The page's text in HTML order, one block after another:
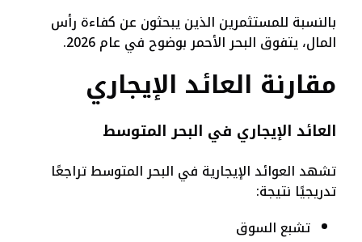
بالنسبة للمستثمرين الذين يبحثون عن كفاءة رأس
المال، يتفوق البحر الأحمر بوضوح في عام 2026.
مقارنة العائد الإيجاري
العائد الإيجاري في البحر المتوسط
تشهد العوائد الإيجارية في البحر المتوسط تراجعًا
تدريجيًا نتيجة:
تشبع السوق